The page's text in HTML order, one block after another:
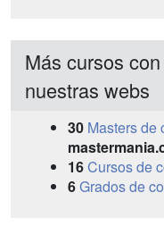
Más cursos con
nuestras webs
30 Masters de
16Cursos de
6Grados de